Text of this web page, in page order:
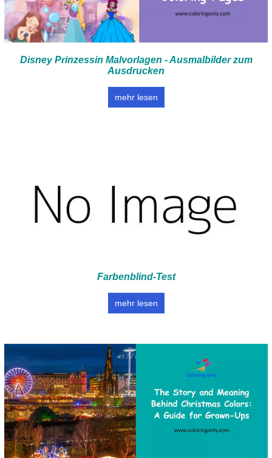
Disney Prinzessin Malvorlagen - Ausmalbilder zum
Ausdrucken
mehr lesen
Farbenblind-Test
mehr lesen